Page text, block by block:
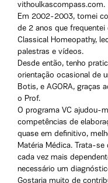
vithoulkascompass.com.
Em 2002-2003, tomei
de 2 anos que
Classical Homeopathy,
palestras e vídeos.
Desde então, tenho
orientação ocasional de
Botis, e AGORA, graças
o Prof.
O programa VC ajudou-
competências de
quase em definitivo,
Matéria Médica. Trata-
cada vez mais
necessário um
Gostaria muito de